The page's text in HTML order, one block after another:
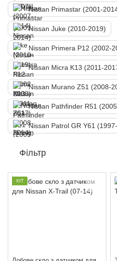
Nissan Primastar (2001-
Nissan Juke (2010-2019)
Nissan Primera P12 (2002-
Nissan Micra K13 (2011-
Nissan Murano Z51 (2008-
Nissan Pathfinder R51
Nissan Patrol GR Y61
Фільтр
ХІТ